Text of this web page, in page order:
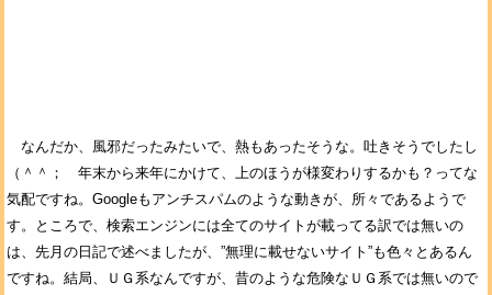
なんだか、風邪だったみたいで、熱もあったそうな。吐きそうでしたし
（＾＾； 年末から来年にかけて、上のほうが様変わりするかも？ってな
気配ですね。Googleもアンチスパムのような動きが、所々であるようで
す。ところで、検索エンジンには全てのサイトが載ってる訳では無いの
は、先月の日記で述べましたが、”無理に載せないサイト”も色々とあるん
ですね。結局、ＵＧ系なんですが、昔のような危険なＵＧ系では無いので